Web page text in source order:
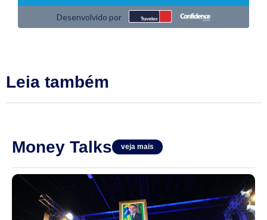
Leia também
Money Talks veja mais